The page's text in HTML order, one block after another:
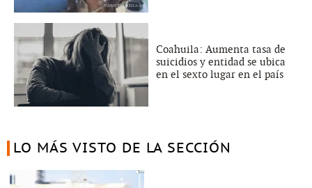
Coahuila: Aumenta tasa de
suicidios y entidad se ubica
en el sexto lugar en el país
LO MÁS VISTO DE LA SECCIÓN